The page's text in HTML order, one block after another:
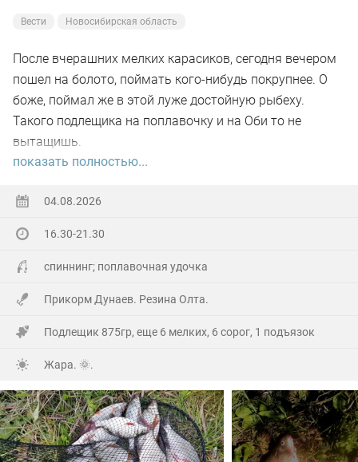
Вести Новосибирская область
После вчерашних мелких карасиков, сегодня вечером
пошел на болото, поймать кого-нибудь покрупнее. О
боже, поймал же в этой луже достойную рыбеху.
Такого подлещика на поплавочку и на Оби то не
вытащишь.
поймал.
На заказе еще покидал спиннинг. Поймал 8 наников.
Отпустил, и пошел домой.
показать полностью...
04.08.2026
16.30-21.30
спиннинг; поплавочная удочка
Прикорм Дунаев. Резина Олта.
Подлещик 875гр, еще 6 мелких, 6 сорог, 1 подъязок
Жара. 🌞.